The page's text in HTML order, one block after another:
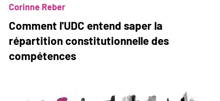
d'été
2026
Corinne Reber
Comment l'UDC entend saper la
répartition constitutionnelle des
compétences